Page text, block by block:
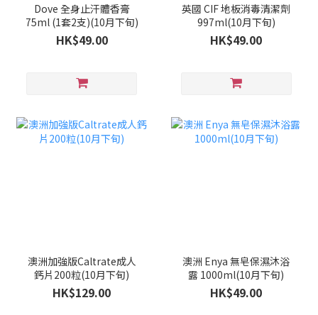
Dove 全身止汗體香膏
75ml (1套2支)(10月下旬)
HK$49.00
英國 CIF 地板消毒清潔劑
997ml(10月下旬)
HK$49.00
澳洲加強版Caltrate成人
鈣片200粒(10月下旬)
HK$129.00
澳洲 Enya 無皂保濕沐浴
露 1000ml(10月下旬)
HK$49.00